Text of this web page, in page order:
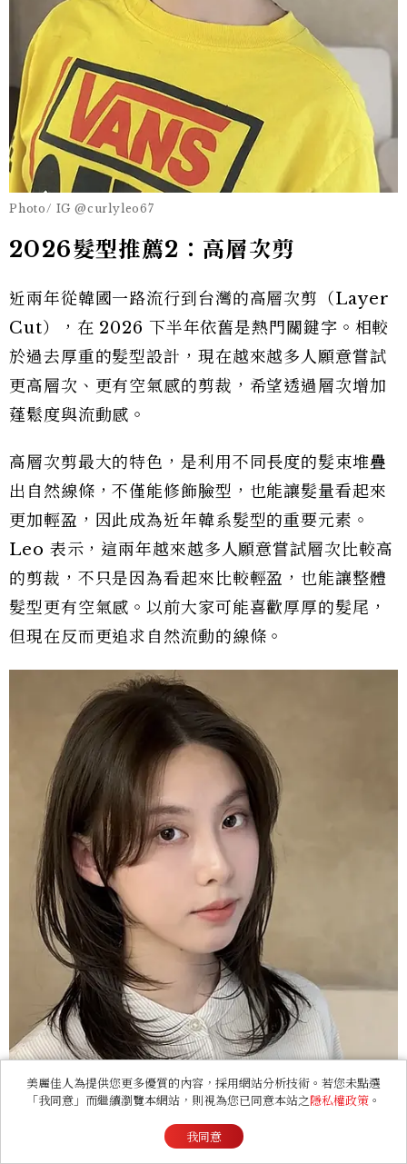
Photo/ IG @curlyleo67
2026髮型推薦2：高層次剪
近兩年從韓國一路流行到台灣的高層次剪（Layer
Cut），在 2026 下半年依舊是熱門關鍵字。相較
於過去厚重的髮型設計，現在越來越多人願意嘗試
更高層次、更有空氣感的剪裁，希望透過層次增加
蓬鬆度與流動感。
高層次剪最大的特色，是利用不同長度的髮束堆疊
出自然線條，不僅能修飾臉型，也能讓髮量看起來
更加輕盈，因此成為近年韓系髮型的重要元素。
Leo 表示，這兩年越來越多人願意嘗試層次比較高
的剪裁，不只是因為看起來比較輕盈，也能讓整體
髮型更有空氣感。以前大家可能喜歡厚厚的髮尾，
但現在反而更追求自然流動的線條。
美麗佳人為提供您更多優質的內容，採用網站分析技術。若您未點選
「我同意」而繼續瀏覽本網站，則視為您已同意本站之隱私權政策 。
我同意